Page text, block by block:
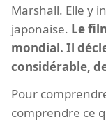
Marshall. Elle y
japonaise. Le
mondial. Il
considérable,
Pour
comprendre ce